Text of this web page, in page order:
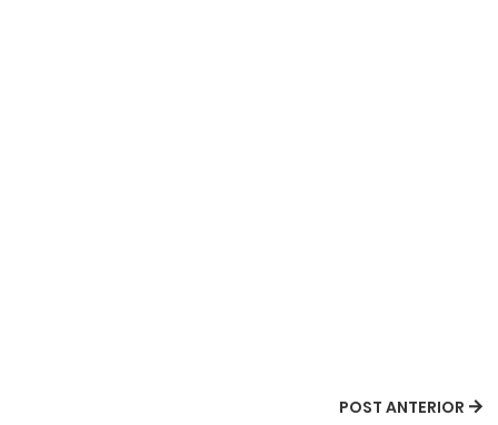
POST ANTERIOR